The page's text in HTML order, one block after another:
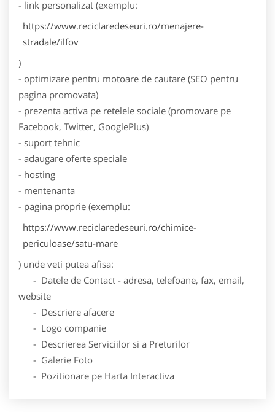
- link personalizat (exemplu:
https://www.reciclaredeseuri.ro/menajere-
stradale/ilfov
)
- optimizare pentru motoare de cautare (SEO pentru
pagina promovata)
- prezenta activa pe retelele sociale (promovare pe
Facebook, Twitter, GooglePlus)
- suport tehnic
- adaugare oferte speciale
- hosting
- mentenanta
- pagina proprie (exemplu:
https://www.reciclaredeseuri.ro/chimice-
periculoase/satu-mare
) unde veti putea afisa:
- Datele de Contact - adresa, telefoane, fax, email,
website
- Descriere afacere
- Logo companie
- Descrierea Serviciilor si a Preturilor
- Galerie Foto
- Pozitionare pe Harta Interactiva